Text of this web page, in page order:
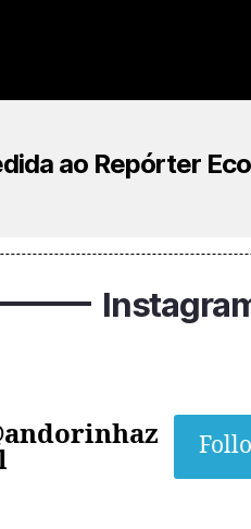
ao Repórter
andorinhaz